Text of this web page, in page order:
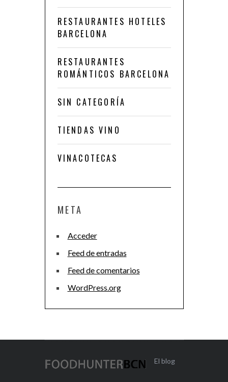
RESTAURANTES HOTELES
BARCELONA
RESTAURANTES
ROMÁNTICOS BARCELONA
SIN CATEGORÍA
TIENDAS VINO
VINACOTECAS
META
Acceder
Feed de entradas
Feed de comentarios
WordPress.org
El blog